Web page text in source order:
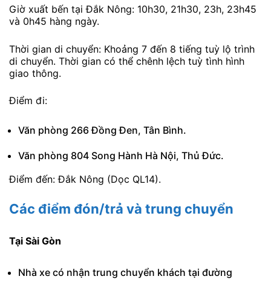
Giờ xuất bến tại Đắk Nông: 10h30, 21h30, 23h, 23h45
và 0h45 hàng ngày.
Thời gian di chuyển: Khoảng 7 đến 8 tiếng tuỳ lộ trình
di chuyển. Thời gian có thể chênh lệch tuỳ tình hình
giao thông.
Điểm đi:
Văn phòng 266 Đồng Đen, Tân Bình.
Văn phòng 804 Song Hành Hà Nội, Thủ Đức.
Điểm đến: Đắk Nông (Dọc QL14).
Các điểm đón/trả và trung chuyển
Tại Sài Gòn
Nhà xe có nhận trung chuyển khách tại đường